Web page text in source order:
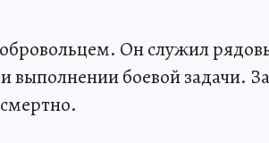
Он служил
боевой задачи. За